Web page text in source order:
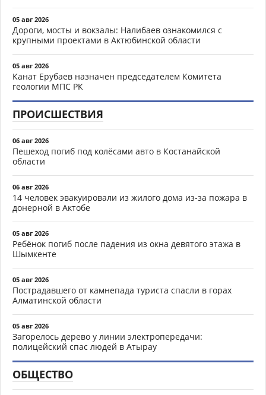
05 авг 2026
Дороги, мосты и вокзалы: Налибаев ознакомился с
крупными проектами в Актюбинской области
05 авг 2026
Канат Ерубаев назначен председателем Комитета
геологии МПС РК
ПРОИСШЕСТВИЯ
06 авг 2026
Пешеход погиб под колёсами авто в Костанайской
области
06 авг 2026
14 человек эвакуировали из жилого дома из-за пожара в
донерной в Актобе
05 авг 2026
Ребёнок погиб после падения из окна девятого этажа в
Шымкенте
05 авг 2026
Пострадавшего от камнепада туриста спасли в горах
Алматинской области
05 авг 2026
Загорелось дерево у линии электропередачи:
полицейский спас людей в Атырау
ОБЩЕСТВО